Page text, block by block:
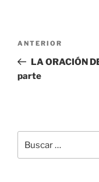
entradas
Entrada
anterior:
ANTERIOR
LA ORACIÓN
parte
por: